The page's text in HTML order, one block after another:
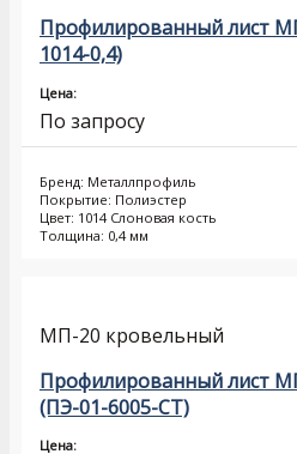
Профилированный лист
1014-0,4)
Цена:
По запросу
Бренд: Металлпрофиль
Покрытие: Полиэстер
Цвет: 1014 Слоновая кость
Толщина: 0,4 мм
МП-20 кровельный
Профилированный лист
(ПЭ-01-6005-СТ)
Цена: